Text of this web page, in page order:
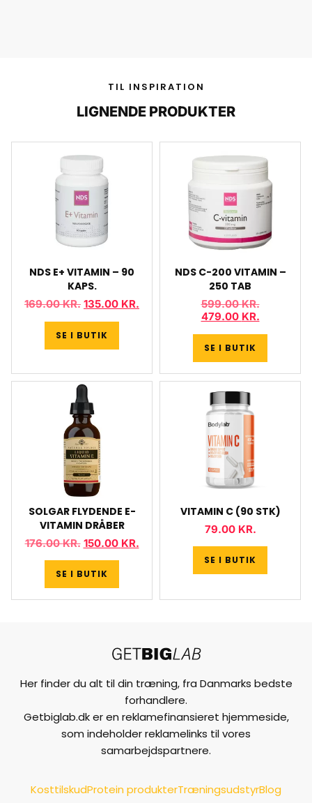
TIL INSPIRATION
LIGNENDE PRODUKTER
NDS E+ VITAMIN – 90
KAPS.
169.00KR. 135.00 KR.
SE I BUTIK
NDS C-200 VITAMIN –
250 TAB
599.00KR.
479.00 KR.
SE I BUTIK
SOLGAR FLYDENDE E-
VITAMIN DRÅBER
176.00KR. 150.00 KR.
SE I BUTIK
VITAMIN C (90 STK)
79.00 KR.
SE I BUTIK
Her finder du alt til din træning, fra Danmarks bedste
forhandlere.
Getbiglab.dk er en reklamefinansieret hjemmeside,
som indeholder reklamelinks til vores
samarbejdspartnere.
KosttilskudProtein produkterTræningsudstyrBlog